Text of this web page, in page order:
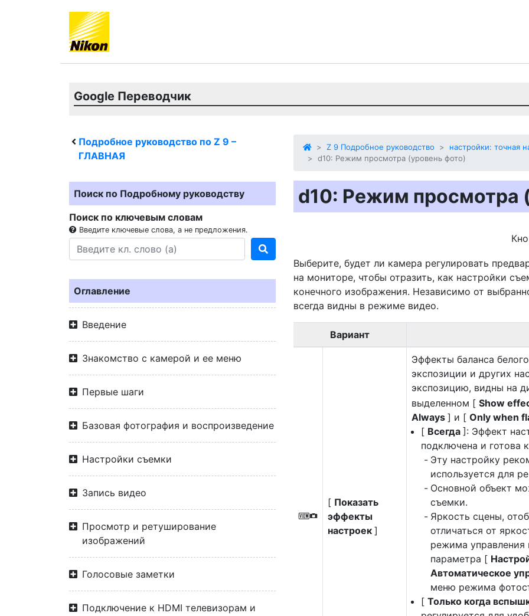
Google Переводчик
Подробное руководство по Z 9 –
ГЛАВНАЯ
Поиск по Подробному руководству
Поиск по ключевым словам
Введите ключевые слова, а не предложения.
Оглавление
Введение
Знакомство с камерой и ее меню
Первые шаги
Базовая фотография и воспроизведение
Настройки съемки
Запись видео
Просмотр и ретуширование
изображений
Голосовые заметки
Подключение к HDMI телевизорам и
Z 9 Подробное руководство
настройки: точная
d10: Режим просмотра (уровень фото)
d10: Режим просмотра
Выберите, будет ли камера регулировать
на мониторе, чтобы отразить, как настройки
конечного изображения. Независимо от
всегда видны в режиме видео.
Вариант
V
[ Показать
эффекты
настроек ]
Эффекты баланса
экспозиции и других
экспозицию, видны на
выделенном [ Show
Always ] и [ Only when
[ Всегда ]: Эффект
подключена и готова
Эту настройку
используется для
Основной объект
съемки.
Яркость сцены,
отличаться от
режима
параметра [
Автоматическое
меню режима
[ Только когда